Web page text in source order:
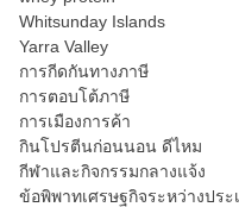
Whitsunday Islands
Yarra Valley
การกีดกันทางภาษี
การตอบโต้ภาษี
การเมืองการค้า
กินโปรตีนก่อนนอน ดีไหม
กีฬาและกิจกรรมกลางแจ้ง
ข้อพิพาทเศรษฐกิจระหว่างประ